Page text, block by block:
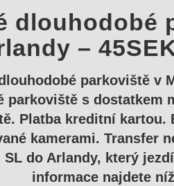
dlouhodobé
–
parkoviště v
parkoviště s dostatkem
Platba kreditní kartou.
kamerami. Transfer
SL do Arlandy, který
informace najdete